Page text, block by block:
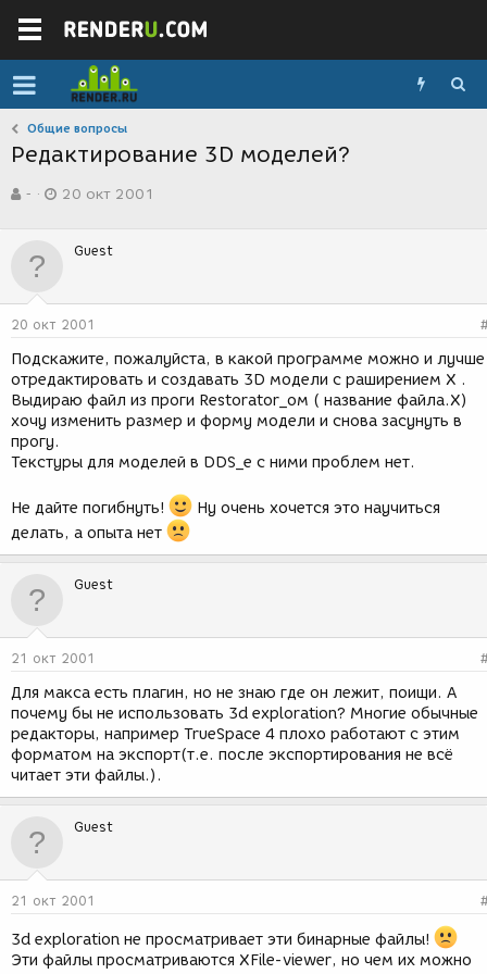
Общие вопросы
Редактирование 3D моделей?
в
р
м
-
а
д
н
и
я
20 окт 2001
Guest
20 окт 2001
Подскажите, пожалуйста, в какой программе можно и лучше
отредактировать и создавать 3D модели с раширением Х .
Выдираю файл из проги Restorator_ом ( название файла.Х)
хочу изменить размер и форму модели и снова засунуть в
прогу.
Текстуры для моделей в DDS_е с ними проблем нет.
Не дайте погибнуть!
Ну очень хочется это научиться
делать, а опыта нет
Guest
21 окт 2001
Для макса есть плагин, но не знаю где он лежит, поищи. А
почему бы не использовать 3d exploration? Многие обычные
редакторы, например TrueSpace 4 плохо работают с этим
форматом на экспорт(т.е. после экспортирования не всё
читает эти файлы.).
Guest
21 окт 2001
3d exploration не просматривает эти бинарные файлы!
Эти файлы просматриваются XFile-viewer, но чем их можно